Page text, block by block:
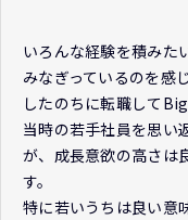
いろんな経験を積みた
みなぎっているのを感
したのちに転職して
当時の若手社員を思い
が、成長意欲の高さは
す。
特に若いうちは良い意